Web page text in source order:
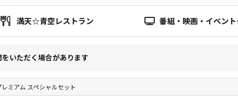
満天☆青空レストラン 番組・映画・イベン
いただく場合があります
ミアム スペシャルセット